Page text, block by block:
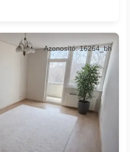
Azonosító: 16264_bh